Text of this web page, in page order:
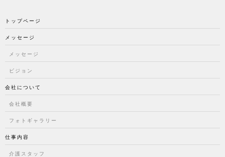
トップページ
メッセージ
メッセージ
ビジョン
会社について
会社概要
フォトギャラリー
仕事内容
介護スタッフ